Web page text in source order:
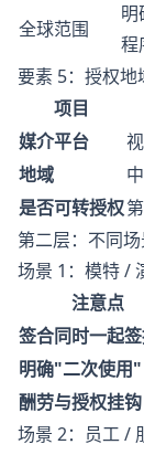
全球范围
明
程
要素 5：授权地
项目
媒介平台
地域
是否可转授权
第二层：不同
场景 1：模特 /
注意点
签合同时一起
明确"二次使用"
酬劳与授权挂钩
场景 2：员工 /